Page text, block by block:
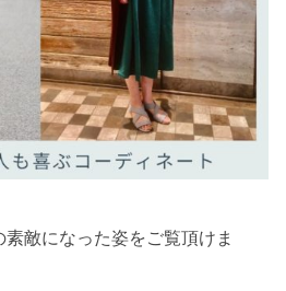
敵になった姿をご覧頂けま